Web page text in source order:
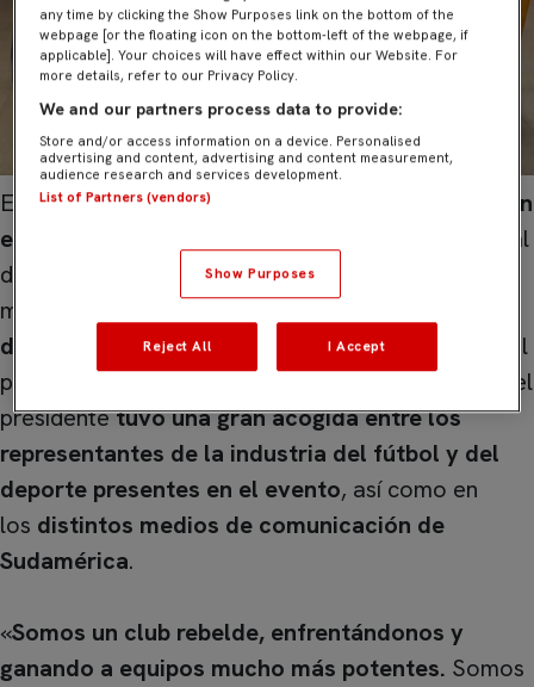
El Sevilla FC ha cerrado una
exitosa participación
en el Sports Summit de Sao Paulo
, evento central
de una prolífica visita a tierras brasileñas. En el
marco de esta cumbre, elpresidente, José María
del Nido Carrasco, expuso las líneas maestras del
proyecto de regeneración del club. La ponencia del
presidentetuvo una gran acogida entre los
representantes de la industria del fútbol y del
deporte presentes en el evento, así como en
los distintos medios de comunicación de
Sudamérica.
«Somos un club rebelde, enfrentándonos y
ganando a equipos mucho más potentes. Somos
any time by clicking the Show Purposes link on the bottom of the
webpage [or the floating icon on the bottom-left of the webpage, if
applicable]. Your choices will have effect within our Website. For
more details, refer to our Privacy Policy.
We and our partners process data to provide:
Store and/or access information on a device. Personalised
advertising and content, advertising and content measurement,
audience research and services development.
List of Partners (vendors)
Show Purposes
Reject All I Accept